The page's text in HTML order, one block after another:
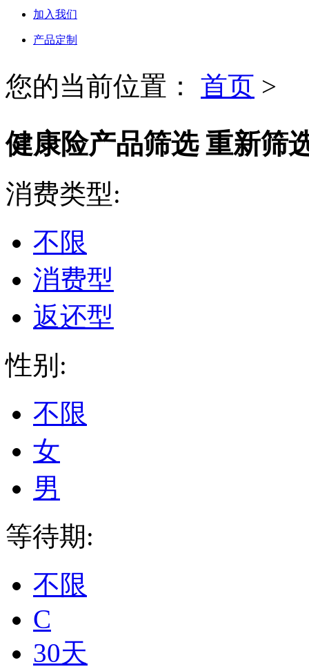
加入我们
产品定制
您的当前位置： 首页 >
健康险产品筛选 重新筛
消费类型:
不限
消费型
返还型
性别:
不限
女
男
等待期:
不限
C
30天